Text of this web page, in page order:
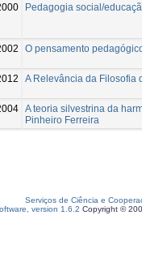
Pedagogia social/
O pensamento
A Relevância da Filosofia
A teoria silvestrina da
Pinheiro Ferreira
Serviços de Ciência e
version 1.6.2 Copyright ©